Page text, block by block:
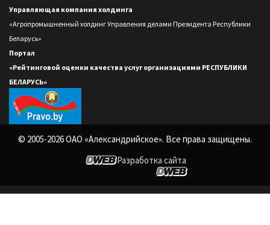
Управляющая компания холдинга
«Агропромышненный холдинг Управления делами Президента Республики
Беларусь»
Портал
«Рейтинговой оценки качества услуг организациями РЕСПУБЛИКИ
БЕЛАРУСЬ»
© 2005-2026 ОАО «Александрийское». Все права защищены.
Разработка сайта